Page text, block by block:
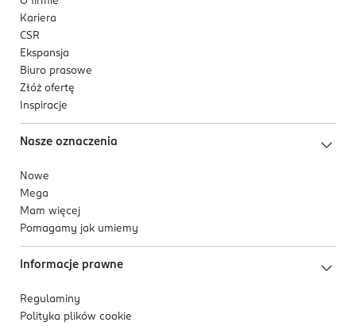
Kariera
CSR
Ekspansja
Biuro prasowe
Złóż ofertę
Inspiracje
Nasze oznaczenia
Nowe
Mega
Mam więcej
Pomagamy jak umiemy
Informacje prawne
Regulaminy
Polityka plików cookie